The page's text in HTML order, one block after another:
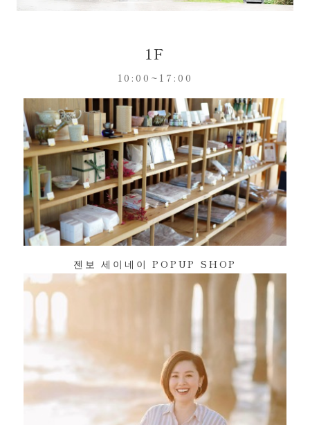
1F
10:00~17:00
젠보 세이네이 POPUP SHOP